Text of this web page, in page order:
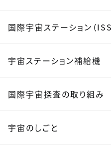
国際宇宙ステーション（ISS
宇宙ステーション補給機
国際宇宙探査の取り組み
宇宙のしごと